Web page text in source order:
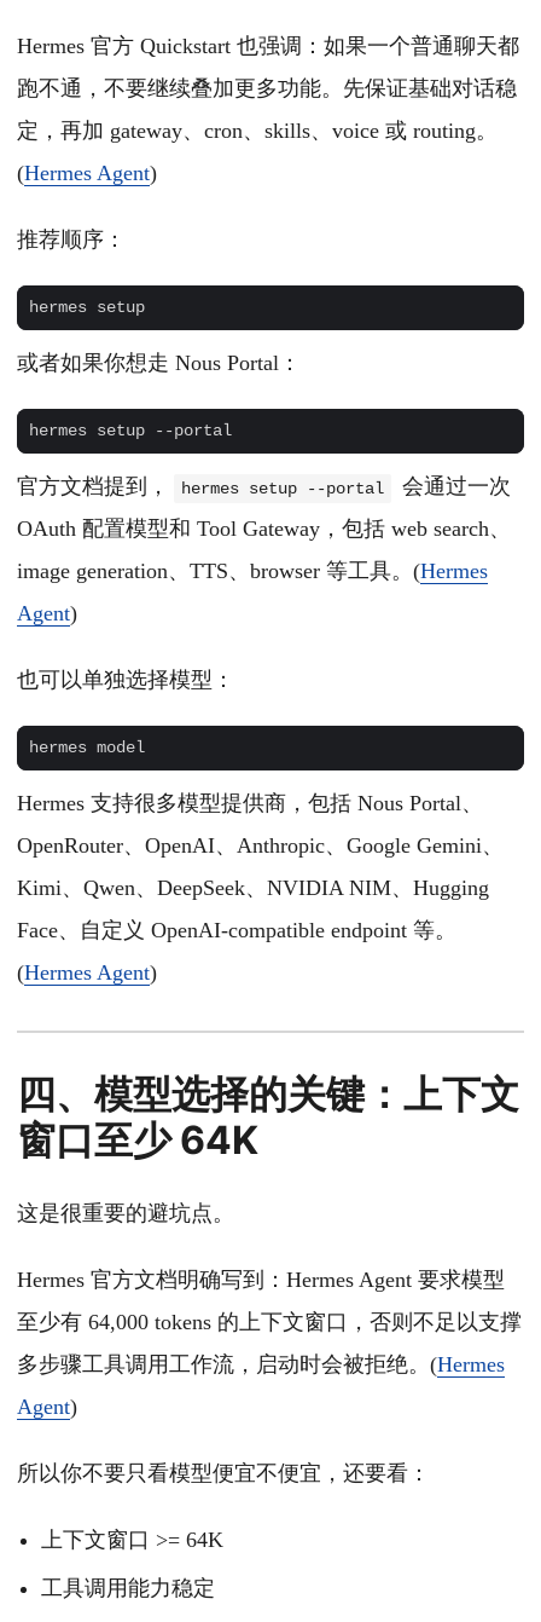
Hermes 官方 Quickstart 也强调：如果一个普通聊天都
跑不通，不要继续叠加更多功能。先保证基础对话稳
定，再加 gateway、cron、skills、voice 或 routing。
(Hermes Agent)
推荐顺序：
或者如果你想走 Nous Portal：
官方文档提到， hermes setup --portal
会通过一次
OAuth 配置模型和 Tool Gateway，包括 web search、
image generation、TTS、browser 等工具。(Hermes
Agent)
也可以单独选择模型：
Hermes 支持很多模型提供商，包括 Nous Portal、
OpenRouter、OpenAI、Anthropic、Google Gemini、
Kimi、Qwen、DeepSeek、NVIDIA NIM、Hugging
Face、自定义 OpenAI-compatible endpoint 等。
(Hermes Agent)
四、模型选择的关键：上下文
窗口至少 64K
这是很重要的避坑点。
Hermes 官方文档明确写到：Hermes Agent 要求模型
至少有 64,000 tokens 的上下文窗口，否则不足以支撑
多步骤工具调用工作流，启动时会被拒绝。(Hermes
Agent)
所以你不要只看模型便宜不便宜，还要看：
上下文窗口 >= 64K
工具调用能力稳定